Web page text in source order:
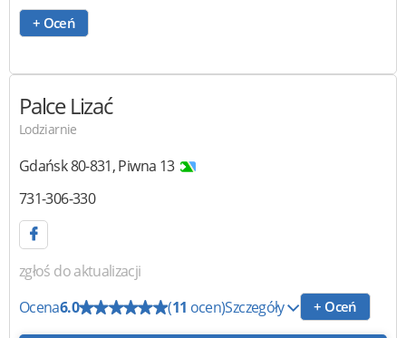
+ Oceń
Palce Lizać
Lodziarnie
Gdańsk80-831,Piwna 13
731-306-330
zgłoś do aktualizacji
Ocena6.0 (11 ocen)Szczegóły + Oceń